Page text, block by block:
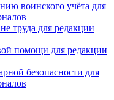
воинского учёта для
труда для редакции
помощи для редакции
безопасности для